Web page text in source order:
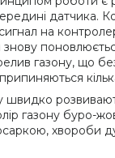
датчика.
на
знову
газону, що
швидко
газону буро-
хвороби